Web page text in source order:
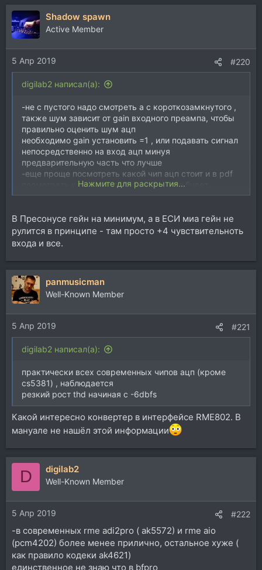
Shadow spawn
Active Member
5 Апр 2019 #220
digilab2 написал(а):
-не с пустого надо смотреть а с короткозамкнутого ,
также шум зависит от gain входного преампа, чтобы
правильно оценить шум ацп
необходимо gain установить =1 , или подавать сигнал
непосредственно на вход ацп минуя
предварительную часть что лучше
-еще проще посмотреть какой чип ацп стоит и в pdf
посмотреть какой у него thd+noise - это будет
максимально достижимый
буфер перед ацп, плохое питание, и хрен знает какие
генераторы клока
Нажмите для раскрытия...
В Пресонусе гейн на минимум, а в ЕСИ миа гейн не
рулится в принципе - там просто +4 чувствительноть
входа и все.
panmusicman
Well-Known Member
5 Апр 2019 #221
digilab2 написал(а):
практически всех современных чипов ацп (кроме
сs5381) , наблюдается
резкий рост thd начиная с -6dbfs
Какой интересно конвертер в интерфейсе RME802. В
мануале не нашёл этой информации
D digilab2
Well-Known Member
5 Апр 2019 #222
-в современных rme adi2pro ( ak5572) и rme aio
(pcm4202) более менее прилично, остальное хуже (
как правило кодеки ak4621)
единственное не знаю что в bfpro